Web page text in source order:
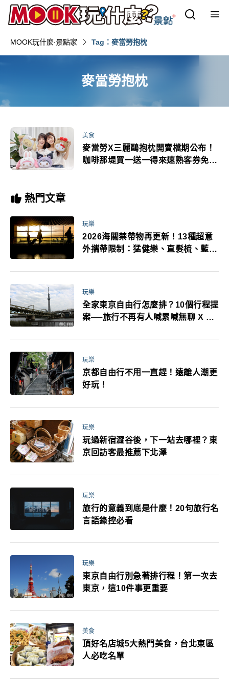
MOOK玩什麼‧景點家 Tag：麥當勞抱枕
麥當勞抱枕
美食
麥當勞X三麗鷗抱枕開賣檔期公布！
咖啡那堤買一送一得來速熟客券免費
熱門文章
玩樂
2026海關禁帶物再更新！13種超意
外攜帶限制：猛健樂、直髮梳、藍牙
萬！注意事項一次看！
玩樂
全家東京自由行怎麼排？10個行程提
案──旅行不再有人喊累喊無聊 X 爸
玩樂
京都自由行不用一直趕！遠離人潮更
好玩！
玩樂
玩過新宿澀谷後，下一站去哪裡？東
京回訪客最推薦下北澤
玩樂
旅行的意義到底是什麼！20句旅行名
言語錄控必看
玩樂
東京自由行別急著排行程！第一次去
東京，這10件事更重要
美食
頂好名店城5大熱門美食，台北東區
人必吃名單